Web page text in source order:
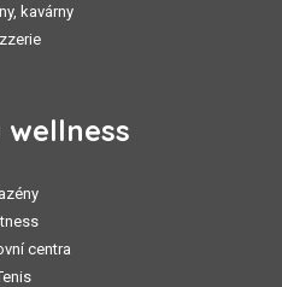
kavárny
centra